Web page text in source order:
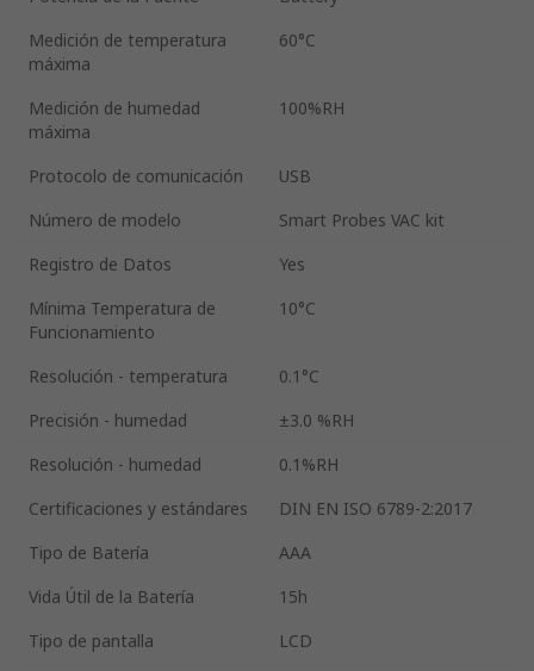
Medición de temperatura
máxima
60°C
Medición de humedad
máxima
100%RH
Protocolo de comunicación
USB
Número de modelo
Smart Probes VAC kit
Registro de Datos
Yes
Mínima Temperatura de
Funcionamiento
10°C
Resolución - temperatura
0.1°C
Precisión - humedad
±3.0 %RH
Resolución - humedad
0.1%RH
Certificaciones y estándares
DIN EN ISO 6789-2:2017
Tipo de Batería
AAA
Vida Útil de la Batería
15h
Tipo de pantalla
LCD